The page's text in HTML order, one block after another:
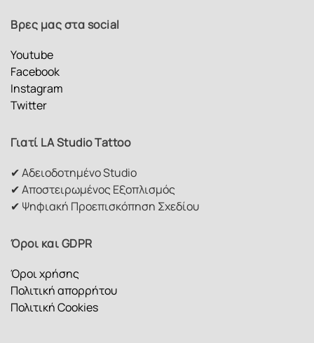
Βρες μας στα social
Youtube
Facebook
Instagram
Twitter
Γιατί LA Studio Tattoo
✔ Αδειοδοτημένο Studio
✔ Αποστειρωμένος Εξοπλισμός
✔ Ψηφιακή Προεπισκόπηση Σχεδίου
Όροι και GDPR
Όροι χρήσης
Πολιτική απορρήτου
Πολιτική Cookies